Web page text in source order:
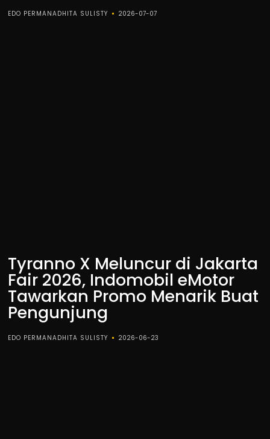
EDO PERMANADHITA SULISTY 2026-07-07
Tyranno X Meluncur di Jakarta
Fair 2026, Indomobil eMotor
Tawarkan Promo Menarik Buat
Pengunjung
EDO PERMANADHITA SULISTY 2026-06-23